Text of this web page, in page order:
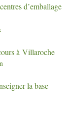
d’emballage
à Villaroche
la base